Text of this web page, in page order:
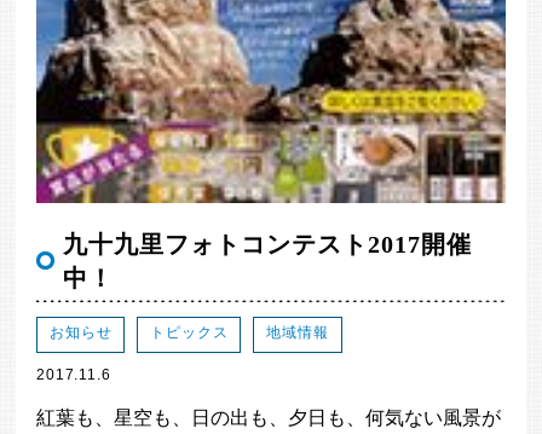
九十九里フォトコンテスト2017開催
中！
お知らせ トピックス 地域情報
2017.11.6
紅葉も、星空も、日の出も、夕日も、何気ない風景が